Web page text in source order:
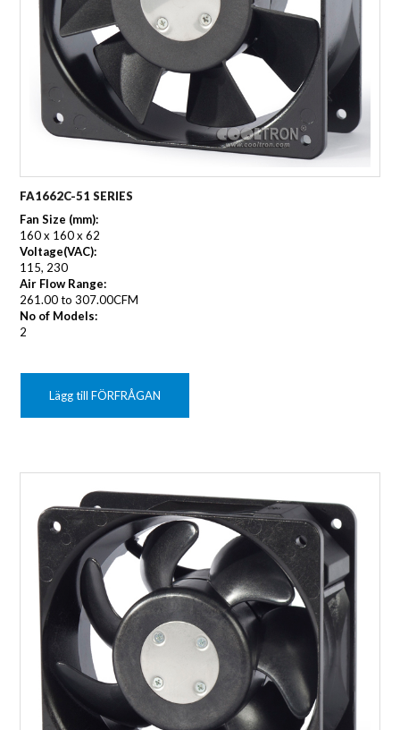
FA1662C-51 SERIES
Fan Size (mm):
160 x 160 x 62
Voltage(VAC):
115, 230
Air Flow Range:
261.00 to 307.00CFM
No of Models:
2
Lägg till FÖRFRÅGAN